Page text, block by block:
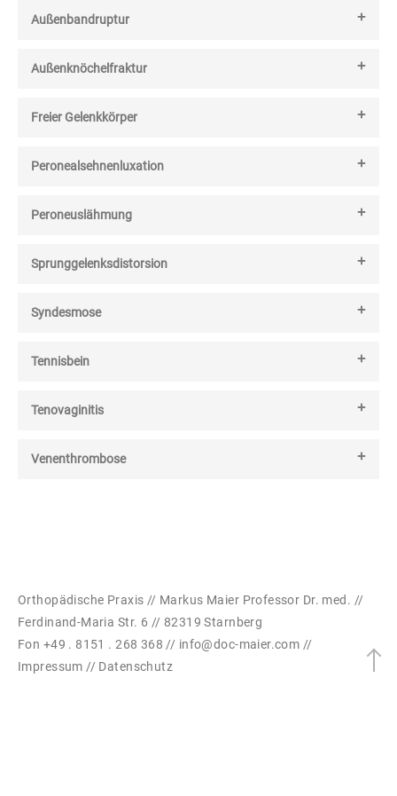
Außenbandruptur
Außenknöchelfraktur
Freier Gelenkkörper
Peronealsehnenluxation
Peroneuslähmung
Sprunggelenksdistorsion
Syndesmose
Tennisbein
Tenovaginitis
Venenthrombose
Orthopädische Praxis // Markus Maier Professor Dr. med. //
Ferdinand-Maria Str. 6 // 82319 Starnberg
Fon +49 . 8151 . 268 368 // info@doc-maier.com //
Impressum // Datenschutz